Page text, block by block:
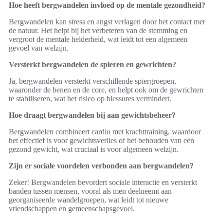
Hoe heeft bergwandelen invloed op de mentale gezondheid?
Bergwandelen kan stress en angst verlagen door het contact met
de natuur. Het helpt bij het verbeteren van de stemming en
vergroot de mentale helderheid, wat leidt tot een algemeen
gevoel van welzijn.
Versterkt bergwandelen de spieren en gewrichten?
Ja, bergwandelen versterkt verschillende spiergroepen,
waaronder de benen en de core, en helpt ook om de gewrichten
te stabiliseren, wat het risico op blessures vermindert.
Hoe draagt bergwandelen bij aan gewichtsbeheer?
Bergwandelen combineert cardio met krachttraining, waardoor
het effectief is voor gewichtsverlies of het behouden van een
gezond gewicht, wat cruciaal is voor algemeen welzijn.
Zijn er sociale voordelen verbonden aan bergwandelen?
Zeker! Bergwandelen bevordert sociale interactie en versterkt
banden tussen mensen, vooral als men deelneemt aan
georganiseerde wandelgroepen, wat leidt tot nieuwe
vriendschappen en gemeenschapsgevoel.